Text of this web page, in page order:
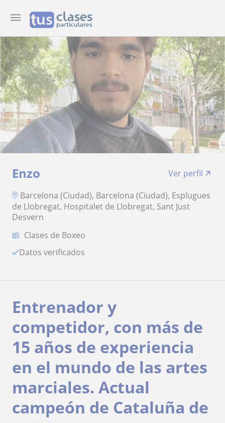
Enzo
Ver perfil
Barcelona (Ciudad), Barcelona (Ciudad), Esplugues
de Llobregat, Hospitalet de Llobregat, Sant Just
Desvern
Clases de Boxeo
Datos verificados
Entrenador y
competidor, con más de
15 años de experiencia
en el mundo de las artes
marciales. Actual
campeón de Cataluña de